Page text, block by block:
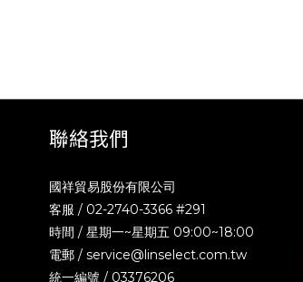
聯絡我們
國祥貿易股份有限公司
客服 / 02-2740-3366 #291
時間 / 星期一~星期五 09:00~18:00
電郵 / service@linselect.com.tw
統一編號 / 03376206